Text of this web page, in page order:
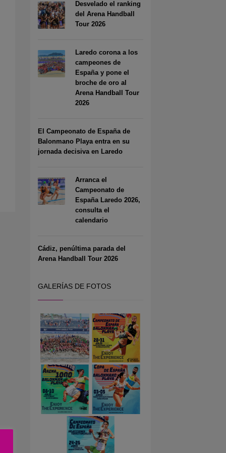
Desvelado el ranking
del Arena Handball
Tour 2026
Laredo corona a los
campeones de
España y pone el
broche de oro al
Arena Handball Tour
2026
El Campeonato de España de
Balonmano Playa entra en su
jornada decisiva en Laredo
Arranca el
Campeonato de
España Laredo 2026,
consulta el
calendario
Cádiz, penúltima parada del
Arena Handball Tour 2026
GALERÍAS DE FOTOS